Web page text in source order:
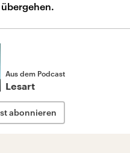
Aus dem Podcast
Lesart
abonnieren